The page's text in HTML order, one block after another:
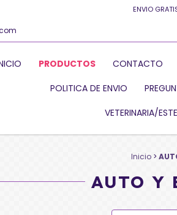
ENVIO
PRODUCTOS CONTACTO
POLITICA DE ENVIO
VETERINARIA/
Inicio >
AUTO Y